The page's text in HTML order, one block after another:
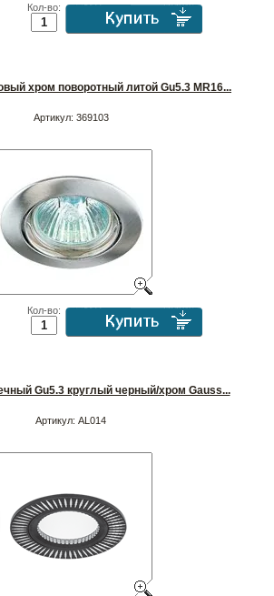
Кол-во:
хром поворотный литой Gu5.3 MR16...
Артикул: 369103
Кол-во:
Gu5.3 круглый черный/хром Gauss...
Артикул: AL014